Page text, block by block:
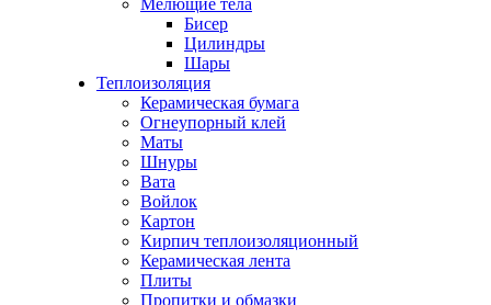
Мелющие тела
Бисер
Цилиндры
Шары
Теплоизоляция
Керамическая бумага
Огнеупорный клей
Маты
Шнуры
Вата
Войлок
Картон
Кирпич теплоизоляционный
Керамическая лента
Плиты
Пропитки и обмазки